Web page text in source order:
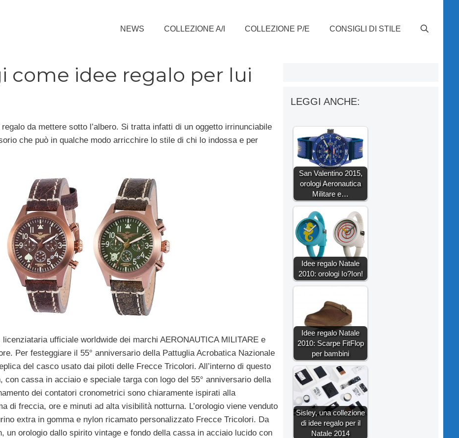
NEWS COLLEZIONE A/I COLLEZIONE P/E CONSIGLI DI STILE
come idee regalo per lui
da mettere sotto l’albero. Si tratta infatti di un oggetto irrinunciabile
che può in qualche modo arricchire lo stile di chi lo indossa e per
ufficiale worldwide dei marchi AERONAUTICA MILITARE e
Per festeggiare il 55° anniversario della Pattuglia Acrobatica Nazionale
del casco usato dai piloti delle Frecce Tricolori. All’interno di questo
con cassa in acciaio e speciale targa con logo del 55° anniversario della
dei contatori cronometrici sono chiaramente ispirati alla
di freccia, ore e minuti ad alta visibilità notturna. L’orologio viene venduto
extra in gomma e nylon ricamato personalizzato Frecce Tricolori. Da
un orologio dallo spirito vintage e fondo della cassa in acciaio lucido con
LEGGI ANCHE:
San Valentino 2015,
orologi Aeronautica
Militare e…
Idee regalo Natale
2010: orologi Io?Ion!
Idee regalo Natale
2010: Scarpe FitFlop
per bambini
Sisley, una collezione
di idee regalo per il
Natale 2014